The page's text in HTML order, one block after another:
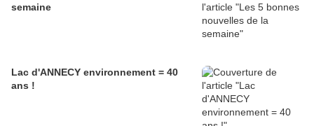
semaine
Lac d'ANNECY environnement = 40
ans !